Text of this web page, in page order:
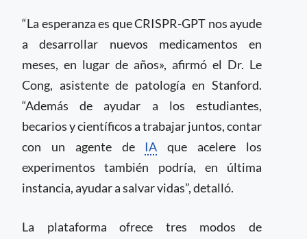
“La esperanza es que CRISPR-GPT nos ayude
a desarrollar nuevos medicamentos en
meses, en lugar de años», afirmó el Dr. Le
Cong, asistente de patología en Stanford.
“Además de ayudar a los estudiantes,
becarios y científicos a trabajar juntos, contar
con un agente de IA que acelere los
experimentos también podría, en última
instancia, ayudar a salvar vidas”, detalló.
La plataforma ofrece tres modos de